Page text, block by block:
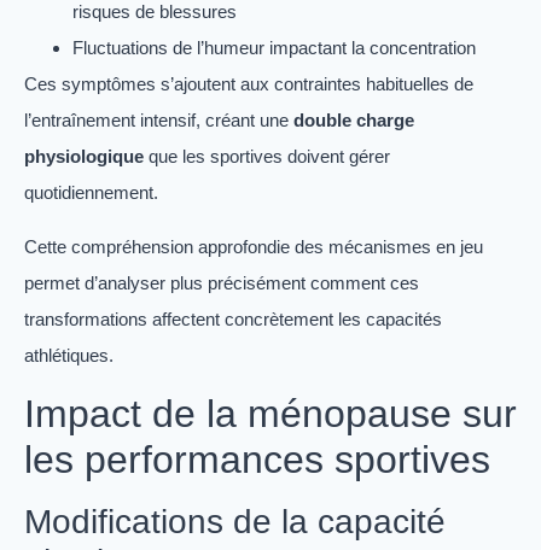
risques de blessures
Fluctuations de l’humeur impactant la concentration
Ces symptômes s’ajoutent aux contraintes habituelles de
l’entraînement intensif, créant une double charge
physiologique que les sportives doivent gérer
quotidiennement.
Cette compréhension approfondie des mécanismes en jeu
permet d’analyser plus précisément comment ces
transformations affectent concrètement les capacités
athlétiques.
Impact de la ménopause sur
les performances sportives
Modifications de la capacité